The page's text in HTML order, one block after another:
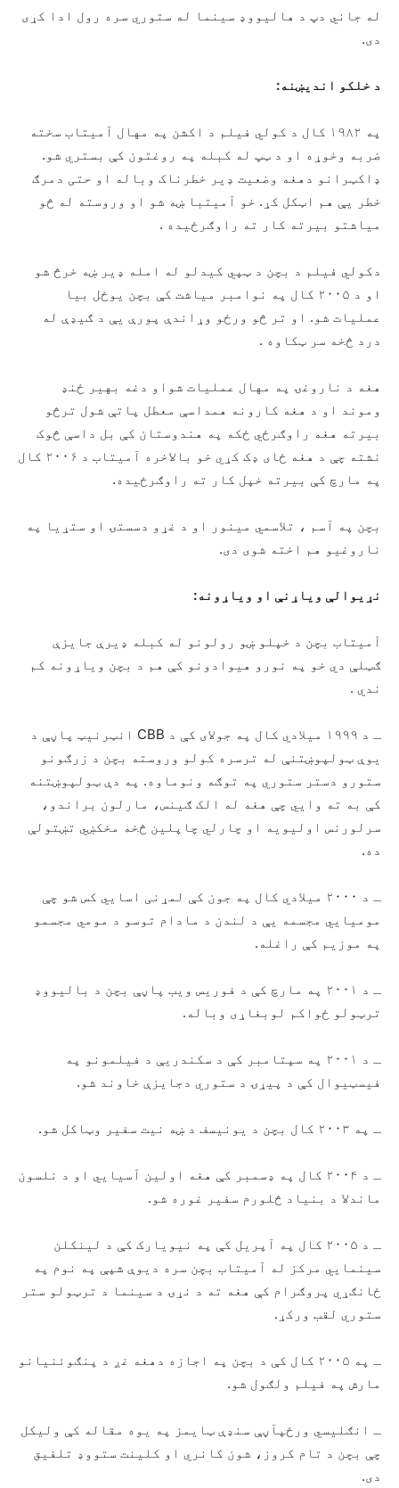
له جاني دپ د هالیووډ سینما له ستوري سره رول ادا کړی
دی.
د خلکو اندیښنه:
په ۱۹۸۲ کال د کولي فیلم د اکشن په مهال آمیتاب سخته
ضربه وخوړه او د ټپ له کبله په روغتون کې بستري شو.
ډاکټرانو دهغه وضعیت ډیر خطرناک وباله او حتی دمرګ
خطر یې هم اټکل کړ. خو آمیتبا ښه شو او وروسته له څو
میاشتو بیرته کار ته راوګرځیده .
دکولي فیلم د بچن د ټپي کیدلو له امله ډیر ښه خرڅ شو
او د ۲۰۰۵ کال په نوامبر میاشت کې بچن یوځل بیا
عملیات شو. او تر څو ورځو وړاندې پورې یې د ګیډې له
درد څخه سر ټکاوه .
هغه د ناروغۍ په مهال عملیات شواو دغه بهیر ځنډ
وموند او د هغه کارونه همداسې معطل پاتې شول ترڅو
بیرته هغه راوګرځي ځکه په هندوستان کې بل داسې څوک
نشته چې د هغه ځای ډک کړي خو بالاخره آمیتاب د ۲۰۰۶ کال
په مارچ کې بیرته خپل کار ته راوګرځیده.
بچن په آسم ، تلاسمي مینور او د غړو دسستۍ او ستړیا په
ناروغیو هم اخته شوی دی.
نړیوالې ویاړنې او ویاړونه:
آمیتاب بچن د خپلو ښو رولونو له کبله ډیرې جایزې
ګټلې دي خو په نورو هیوادونو کې هم د بچن ویاړونه کم
ندي .
ـ د ۱۹۹۹ میلادي کال په جولای کې د CBB انټرنیټ پاڼې د
یوې ټولپوښتنې له ترسره کولو وروسته بچن د زرګونو
ستورو دستر ستوري په توګه ونوماوه. په دې ټولپوښتنه
کې به ته وايي چې هغه له الک ګینس، مارلون براندو،
سرلورنس اولیویه او چارلي چاپلین څخه مخکښي تښتولې
ده.
ـ د ۲۰۰۰ میلادي کال په جون کې لمړنی اسايي کس شو چې
موميايي مجسمه یې د لندن د مادام توسو د مومي مجسمو
په موزیم کې راغله.
ـ د ۲۰۰۱ په مارچ کې د فوریس ویب پاڼې بچن د بالیووډ
ترټولو ځواکم لوبغاړی وباله.
ـ د ۲۰۰۱ په سپتامبر کې د سکندریې د فیلمونو په
فیسټیوال کې د پیړۍ د ستوري دجایزې خاوند شو.
ـ په ۲۰۰۳ کال بچن د یونیسف د ښه نیت سفیر وټاکل شو.
ـ د ۲۰۰۴ کال په ډسمبر کې هغه اولین آسیايي او د نلسون
ماندلا د بنیاد څلورم سفیر غوره شو.
ـ د ۲۰۰۵ کال په آپریل کې په نیویارک کې د لینکلن
سینمايي مرکز له آمیتاب بچن سره دیوې شپې په نوم په
ځانګړي پروګرام کې هغه ته د نړۍ د سینما د ترټولو ستر
ستوري لقب ورکړ.
ـ په ۲۰۰۵ کال کې د بچن په اجازه دهغه غږ د پنګوئنیانو
مارش په فیلم ولګول شو.
ـ انګلیسي ورځپآڼې سنډې ټایمز په یوه مقاله کې ولیکل
چې بچن د تام کروز، شون کانري او کلینت ستووډ تلفیق
دی.